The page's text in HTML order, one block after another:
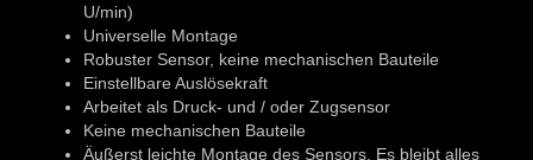
U/min)
Universelle Montage
Robuster Sensor, keine mechanischen Bauteile
Einstellbare Auslösekraft
Arbeitet als Druck- und / oder Zugsensor
Keine mechanischen Bauteile
Äußerst leichte Montage des Sensors. Es bleibt alles